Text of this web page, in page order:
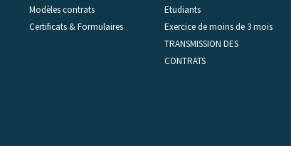
Modèles contrats
Certificats & Formulaires
Etudiants
Exercice de moins de 3 mois
TRANSMISSION DES
CONTRATS